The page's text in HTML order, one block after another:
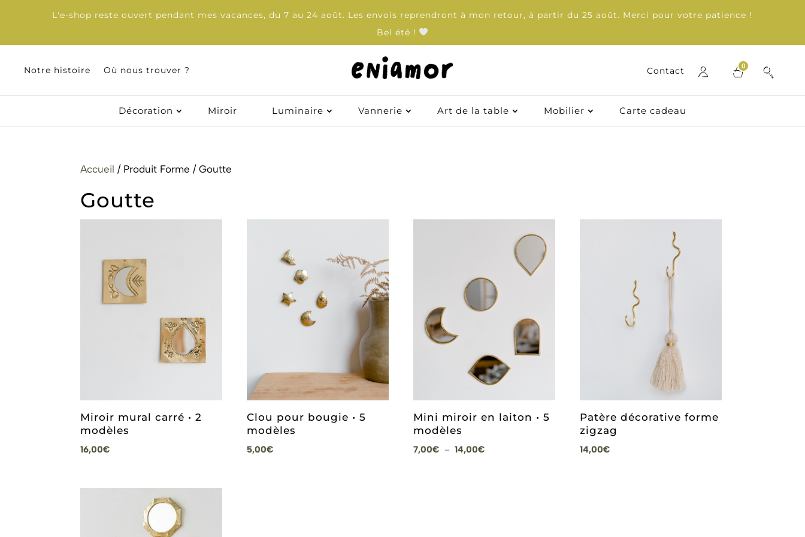
L'e-shop reste ouvert pendant mes vacances, du 7 au 24 août. Les envois reprendront à mon retour, à partir du 25 août. Merci pour votre patience !
Bel été !
Notre histoire Où nous trouver ? Contact 0
Décoration Miroir Luminaire Vannerie Art de la table Mobilier Carte cadeau
Notre histoire Où nous trouver ? Contact 0
Décoration Miroir Luminaire Vannerie Art de la table Mobilier Carte cadeau
Accueil / Produit Forme / Goutte
Goutte
Miroir mural carré • 2
modèles
16,00€
Clou pour bougie • 5
modèles
5,00€
Mini miroir en laiton • 5
modèles
7,00€ – 14,00€
Patère décorative forme
zigzag
14,00€